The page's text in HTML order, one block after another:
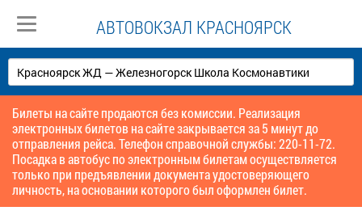
АВТОВОКЗАЛ КРАСНОЯРСК
Билеты на сайте продаются без комиссии. Реализация
электронных билетов на сайте закрывается за 5 минут до
отправления рейса. Телефон справочной службы: 220-11-72.
Посадка в автобус по электронным билетам осуществляется
только при предъявлении документа удостоверяющего
личность, на основании которого был оформлен билет.